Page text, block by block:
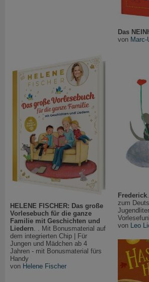
Das
von Marc-
HELENE FISCHER: Das große
Vorlesebuch für die ganze
Familie mit Geschichten und
Liedern. . Mit Bonusmaterial auf
dem integrierten Chip | Für
Jungen und Mädchen ab 4
Jahren - mit Bonusmaterial fürs
Handy
von Helene Fischer
Frederick
zum
von Leo